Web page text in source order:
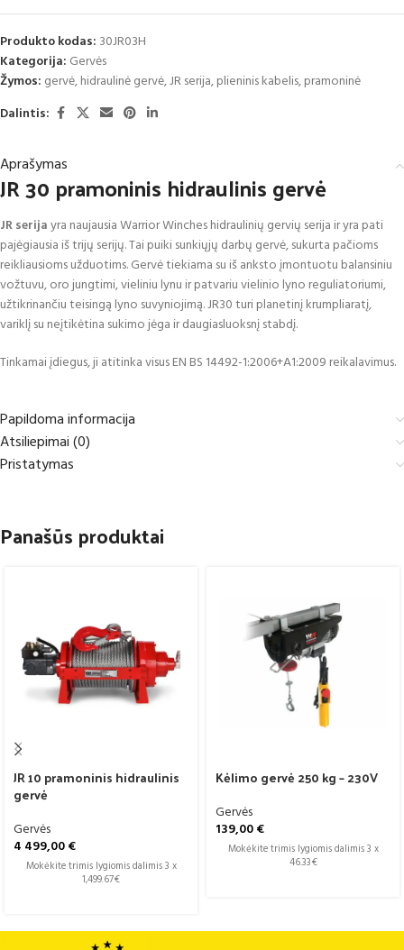
Produkto kodas: 30JR03H
Kategorija: Gervės
Žymos: gervė,hidraulinė gervė,JR serija,plieninis kabelis,pramoninė
Dalintis:
Aprašymas
JR 30 pramoninis hidraulinis gervė
JR serijayra naujausia Warrior Winches hidraulinių gervių serija ir yra pati
pajėgiausia iš trijų serijų. Tai puiki sunkiųjų darbų gervė, sukurta pačioms
reikliausioms užduotims. Gervė tiekiama su iš anksto įmontuotu balansiniu
vožtuvu, oro jungtimi, vieliniu lynu ir patvariu vielinio lyno reguliatoriumi,
užtikrinančiu teisingą lyno suvyniojimą. JR30 turi planetinį krumpliaratį,
variklį su neįtikėtina sukimo jėga ir daugiasluoksnį stabdį.
Tinkamai įdiegus, ji atitinka visus EN BS 14492-1:2006+A1:2009 reikalavimus.
Papildoma informacija
Atsiliepimai (0)
Pristatymas
Panašūs produktai
JR 10 pramoninis hidraulinis
gervė
Gervės
4 499,00€
Mokėkite trimis lygiomis dalimis 3 x
1,499.67€
Kėlimo gervė 250 kg – 230V
Gervės
139,00€
Mokėkite trimis lygiomis dalimis 3 x
46.33€